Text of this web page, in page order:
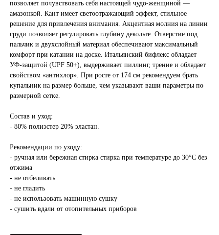
позволяет почувствовать себя настоящей чудо-женщиной —
амазонкой. Кант имеет светоотражающий эффект, стильное
решение для привлечения внимания. Акцентная молния на линии
груди позволяет регулировать глубину декольте. Отверстие под
пальчик и двухслойный материал обеспечивают максимальный
комфорт при катании на доске. Итальянский бифлекс обладает
УФ-защитой (UPF 50+), выдерживает пиллинг, трение и обладает
свойством «антихлор». При росте от 174 см рекомендуем брать
купальник на размер больше, чем указывают ваши параметры по
размерной сетке.
Состав и уход:
- 80% полиэстер 20% эластан.
Рекомендации по уходу:
- ручная или бережная стирка стирка при температуре до 30°C без
отжима
- не отбеливать
- не гладить
- не использовать машинную сушку
- сушить вдали от отопительных приборов